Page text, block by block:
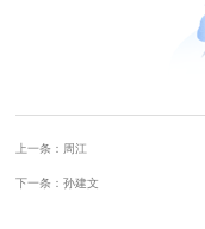
上一条：周江
下一条：孙建文